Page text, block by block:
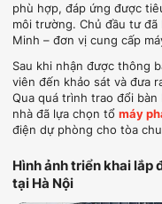
phù hợp, đáp ứng được
môi trường. Chủ đầu tư
Minh – đơn vị cung cấp
Sau khi nhận được thông
viên đến khảo sát và đưa
Qua quá trình trao đổi
nhà đã lựa chọn tổmáy
điện dự phòng cho tòa
Hình ảnh triển khai lắp
tại Hà Nội